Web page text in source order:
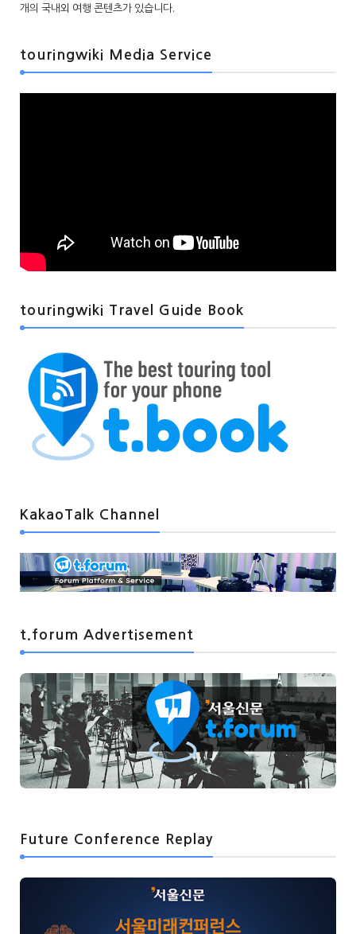
개의 국내외 여행 콘텐츠가 있습니다.
touringwiki Media Service
touringwiki Travel Guide Book
KakaoTalk Channel
t.forum Advertisement
Future Conference Replay